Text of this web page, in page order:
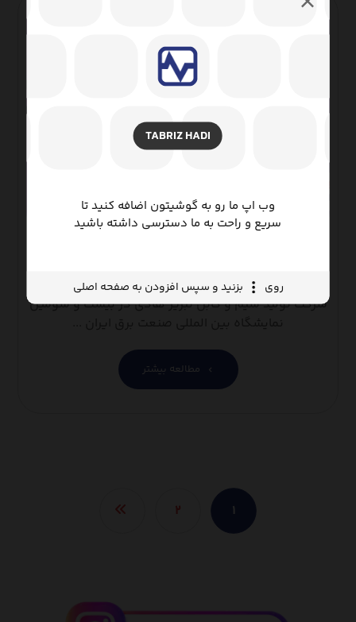
TABRIZ HADI
وب اپ ما رو به گوشیتون اضافه کنید تا
سریع و راحت به ما دسترسی داشته باشید
روی بزنید و سپس افزودن به صفحه اصلی
شرکت تولید سیم و کابل تبریز هادی در بیست و سومین
مطالعه بیشتر
۱ ۲